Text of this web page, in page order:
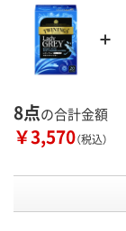
8点の合計金額
￥3,570（税込）